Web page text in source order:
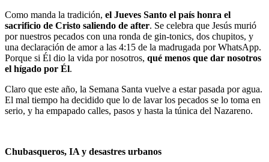
Como manda la tradición, el Jueves Santo el país honra el
sacrificio de Cristo saliendo de after. Se celebra que Jesús murió
por nuestros pecados con una ronda de gin-tonics, dos chupitos, y
una declaración de amor a las 4:15 de la madrugada por WhatsApp.
Porque si Él dio la vida por nosotros, qué menos que dar nosotros
el hígado por Él.
Claro que este año, la Semana Santa vuelve a estar pasada por agua.
El mal tiempo ha decidido que lo de lavar los pecados se lo toma en
serio, y ha empapado calles, pasos y hasta la túnica del Nazareno.
Chubasqueros, IA y desastres urbanos